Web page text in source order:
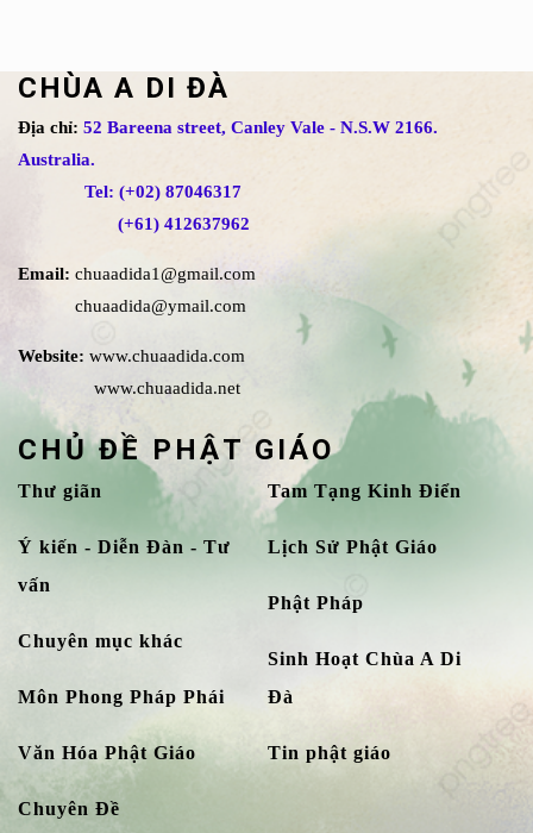
CHÙA A DI ĐÀ
Địa chỉ: 52 Bareena street, Canley Vale - N.S.W 2166.
Australia.
Tel: (+02) 87046317
(+61) 412637962
Email: chuaadida1@gmail.com
chuaadida@ymail.com
Website: www.chuaadida.com
www.chuaadida.net
CHỦ ĐỀ PHẬT GIÁO
Thư giãn
Ý kiến - Diễn Đàn - Tư
vấn
Chuyên mục khác
Môn Phong Pháp Phái
Văn Hóa Phật Giáo
Chuyên Đề
Tam Tạng Kinh Điển
Lịch Sử Phật Giáo
Phật Pháp
Sinh Hoạt Chùa A Di
Đà
Tin phật giáo